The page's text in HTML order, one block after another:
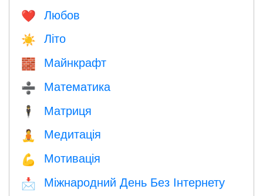
❤️️ Любов
☀️ Літо
🧱 Майнкрафт
➗ Математика
🕴️ Матриця
🧘 Медитація
💪 Мотивація
📩 Міжнародний День Без Інтернету